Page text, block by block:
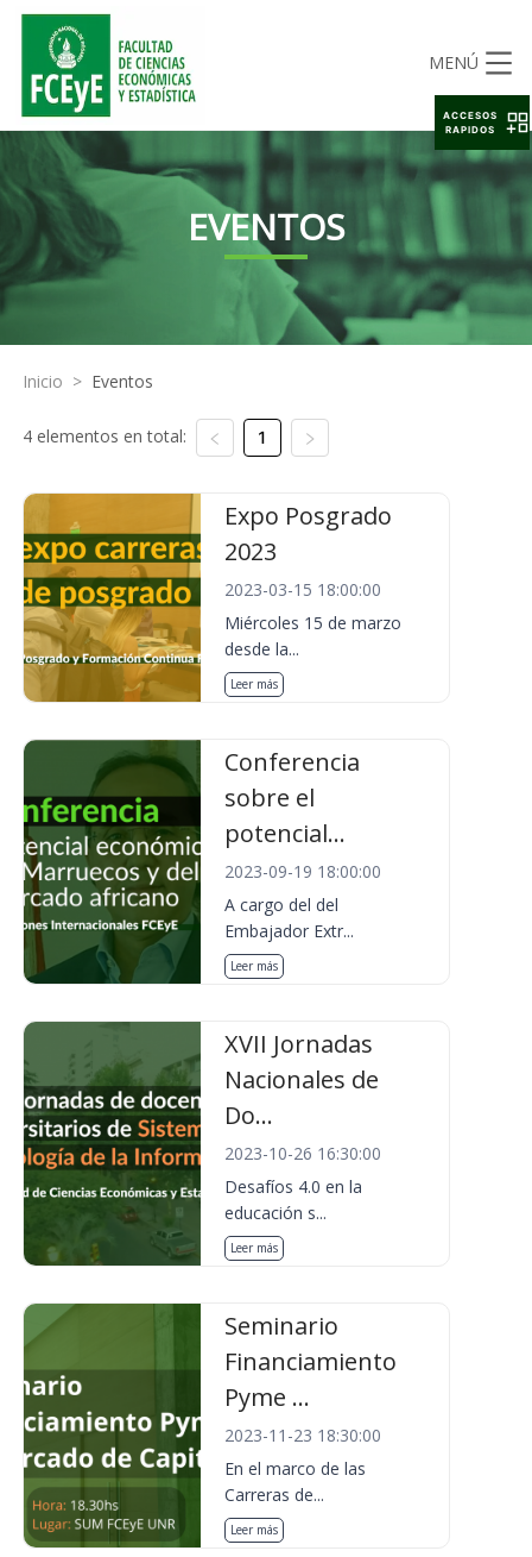
MENÚ
EVENTOS
Inicio > Eventos
4 elementos en total: 1
Expo Posgrado
2023
2023-03-15 18:00:00
Miércoles 15 de marzo
desde la...
Leer más
Conferencia
sobre el
potencial...
2023-09-19 18:00:00
A cargo del del
Embajador Extr...
Leer más
XVII Jornadas
Nacionales de
Do...
2023-10-26 16:30:00
Desafíos 4.0 en la
educación s...
Leer más
Seminario
Financiamiento
Pyme ...
2023-11-23 18:30:00
En el marco de las
Carreras de...
Leer más
ACCESOS
RAPIDOS